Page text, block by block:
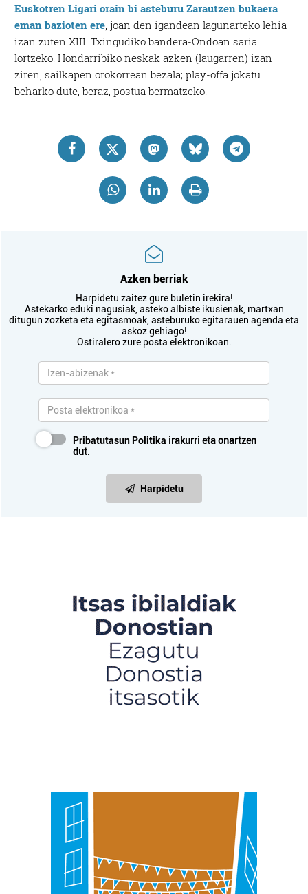
Euskotren Ligari orain bi asteburu Zarautzen bukaera
eman bazioten ere , joan den igandean lagunarteko lehia
izan zuten XIII. Txingudiko bandera-Ondoan saria
lortzeko. Hondarribiko neskak azken (laugarren) izan
ziren, sailkapen orokorrean bezala; play-offa jokatu
beharko dute, beraz, postua bermatzeko.
Azken berriak
Harpidetu zaitez gure buletin irekira!
Astekarko eduki nagusiak, asteko albiste ikusienak, martxan
ditugun zozketa eta egitasmoak, asteburuko egitarauen agenda eta
askoz gehiago!
Ostiralero zure posta elektronikoan.
Pribatutasun Politika irakurri eta onartzen
dut.
Harpidetu